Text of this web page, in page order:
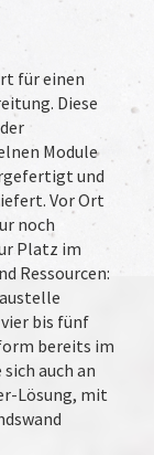
für einen
Diese
Module
und
Vor Ort
noch
Platz im
Ressourcen:
bis fünf
bereits im
auch an
Lösung, mit